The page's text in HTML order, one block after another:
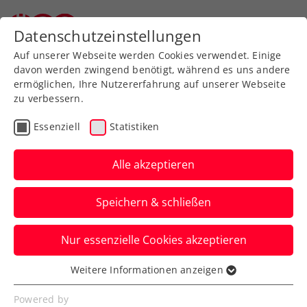
AllgemeineKlasse
Jugend
SeniorInnen
Meisterschaft wählen
Bundesliga 2018 / Schulcup
Datenschutzeinstellungen
Auf unserer Webseite werden Cookies verwendet. Einige
davon werden zwingend benötigt, während es uns andere
ermöglichen, Ihre Nutzererfahrung auf unserer Webseite
zu verbessern.
Essenziell Statistiken
Alle akzeptieren
Speichern & schließen
Nur essenzielle Cookies akzeptieren
Essenziell
Essenzielle Cookies werden für grundlegende
Weitere Informationen anzeigen
Powered by